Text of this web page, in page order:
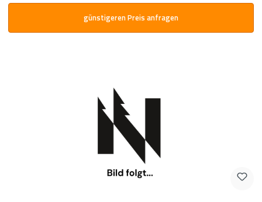
günstigeren Preis anfragen